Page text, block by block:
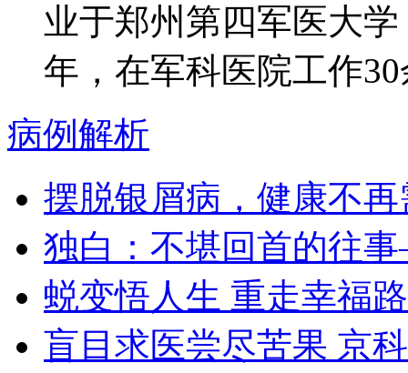
业于郑州第四军医大
年，在军科医院工作
病例解析
摆脱银屑病，健康不
独白：不堪回首的往
蜕变悟人生 重走幸福路
盲目求医尝尽苦果 京